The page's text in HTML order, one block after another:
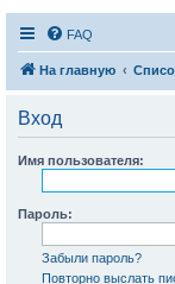
FAQ
На главную
Вход
Имя пользователя:
Пароль:
Забыли пароль?
Повторно выслать